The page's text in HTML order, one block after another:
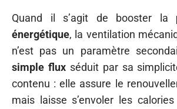
Quand il s’agit de booster la
énergétique, la ventilation
n’est pas un paramètre
simple fluxséduit par sa
contenu : elle assure le
mais laisse s’envoler les